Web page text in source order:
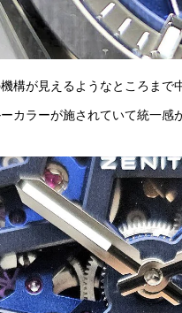
構が見えるようなところまで
カラーが施されていて統一感